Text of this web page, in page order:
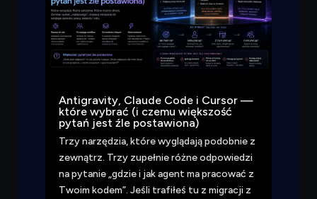
Antigravity, Claude Code i Cursor —
które wybrać (i czemu większość
pytań jest źle postawiona)
Trzy narzędzia, które wyglądają podobnie z
zewnątrz. Trzy zupełnie różne odpowiedzi
na pytanie „gdzie i jak agent ma pracować z
Twoim kodem”. Jeśli trafiłeś tu z migracji z